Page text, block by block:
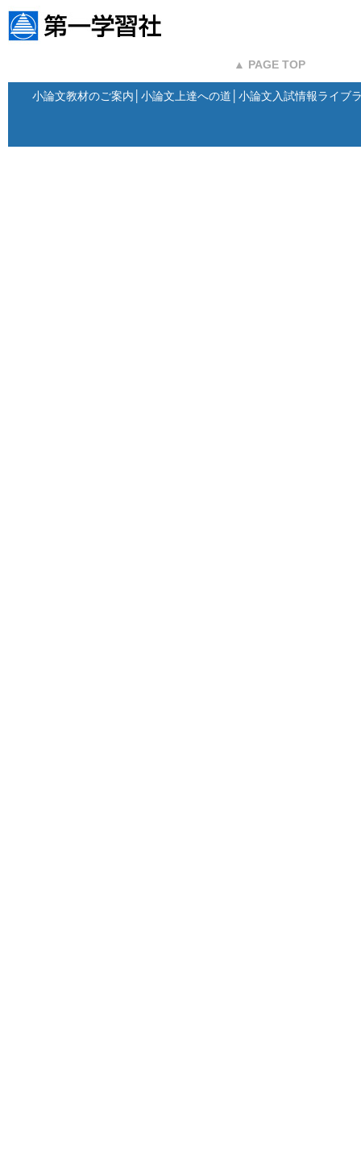
▲ PAGE TOP
小論文教材のご案内 小論文上達への道 小論文入試情報ライブ